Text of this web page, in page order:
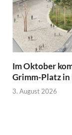
Im Oktober
Grimm-Platz in
3. August 2026